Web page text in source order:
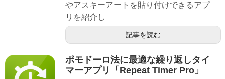
やアスキーアートを貼り付けできるアプ
リを紹介し
記事を読む
ポモドーロ法に最適な繰り返しタイ
マーアプリ「Repeat Timer Pro」